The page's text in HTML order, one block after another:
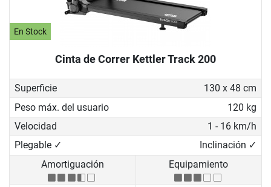
En Stock
Cinta de Correr Kettler Track 200
Superficie
130 x 48 cm
Peso máx. del usuario
120 kg
Velocidad
1 - 16 km/h
Plegable ✓
Inclinación ✓
Amortiguación
Equipamiento